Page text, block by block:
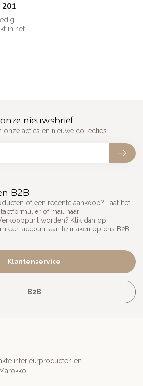
in het
B2B
of een recente aankoop? Laat het
of mail naar
Verkooppunt worden? Klik dan op
een account aan te maken op ons B2B
Klantenservice
B2B
nieuwsbrief
onze acties en nieuwe collecties!
interieurproducten en